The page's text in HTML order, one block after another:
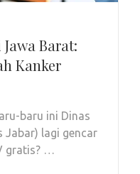
Barat:
Kanker
baru ini Dinas
Jabar) lagi gencar
gratis? …